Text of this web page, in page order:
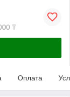
₸
Оплата